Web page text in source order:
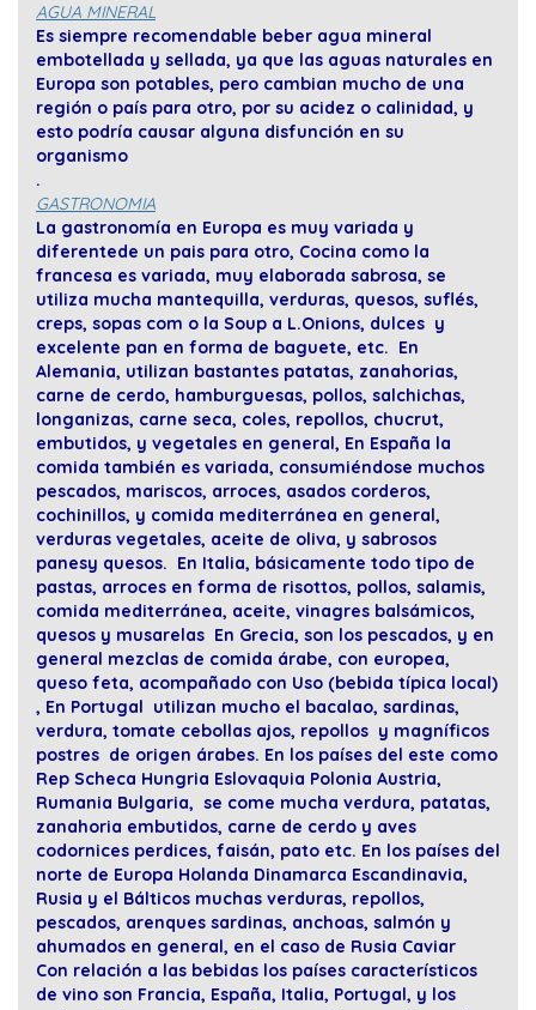
AGUA MINERAL
Es siempre recomendable beber agua mineral
embotellada y sellada, ya que las aguas naturales en
Europa son potables, pero cambian mucho de una
región o país para otro, por su acidez o calinidad, y
esto podría causar alguna disfunción en su
organismo
.
GASTRONOMIA
La gastronomía en Europa es muy variada y
diferentede un pais para otro, Cocina como la
francesa es variada, muy elaborada sabrosa, se
utiliza mucha mantequilla, verduras, quesos, suflés,
creps, sopas com o la Soup a L.Onions, dulces y
excelente pan en forma de baguete, etc. En
Alemania, utilizan bastantes patatas, zanahorias,
carne de cerdo, hamburguesas, pollos, salchichas,
longanizas, carne seca, coles, repollos, chucrut,
embutidos, y vegetales en general, En España la
comida también es variada, consumiéndose muchos
pescados, mariscos, arroces, asados corderos,
cochinillos, y comida mediterránea en general,
verduras vegetales, aceite de oliva, y sabrosos
panesy quesos. En Italia, básicamente todo tipo de
pastas, arroces en forma de risottos, pollos, salamis,
comida mediterránea, aceite, vinagres balsámicos,
quesos y musarelas En Grecia, son los pescados, y en
general mezclas de comida árabe, con europea,
queso feta, acompañado con Uso (bebida típica local)
, En Portugal utilizan mucho el bacalao, sardinas,
verdura, tomate cebollas ajos, repollos y magníficos
postres de origen árabes. En los países del este como
Rep Scheca Hungria Eslovaquia Polonia Austria,
Rumania Bulgaria, se come mucha verdura, patatas,
zanahoria embutidos, carne de cerdo y aves
codornices perdices, faisán, pato etc. En los países del
norte de Europa Holanda Dinamarca Escandinavia,
Rusia y el Bálticos muchas verduras, repollos,
pescados, arenques sardinas, anchoas, salmón y
ahumados en general, en el caso de Rusia Caviar
Con relación a las bebidas los países característicos
de vino son Francia, España, Italia, Portugal, y los